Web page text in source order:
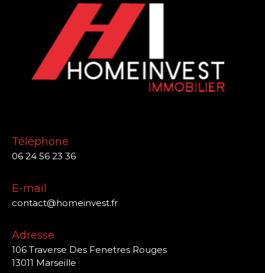
Téléphone
06 24 56 23 36
E-mail
contact@homeinvest.fr
Adresse
106 Traverse Des Fenetres Rouges
13011 Marseille